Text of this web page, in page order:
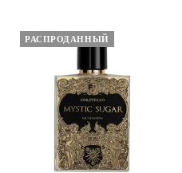
РАСПРОДАННЫЙ